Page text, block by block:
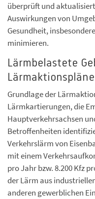
überprüft und
Auswirkungen von
Gesundheit,
minimieren.
Lärmbelastete
Lärmaktionspläne
Grundlage der
Lärmkartierungen, die
Hauptverkehrsachsen
Betroffenheiten
Verkehrslärm von
mit einem
pro Jahr bzw. 8.200 Kfz
der Lärm aus
anderen gewerblichen